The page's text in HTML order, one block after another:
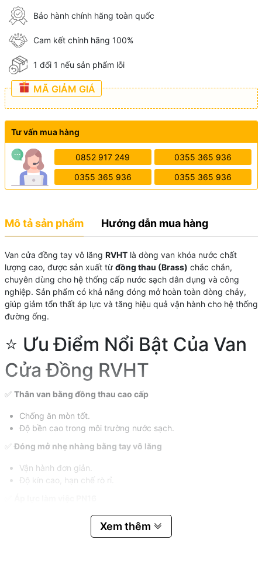
Bảo hành chính hãng toàn quốc
Cam kết chính hãng 100%
1 đổi 1 nếu sản phẩm lỗi
MÃ GIẢM GIÁ
Tư vấn mua hàng
0852 917 249 0355 365 936
0355 365 936 0355 365 936
Mô tả sản phẩm Hướng dẫn mua hàng
Van cửa đồng tay vô lăng RVHTlà dòng van khóa nước chất
lượng cao, được sản xuất từ đồng thau (Brass) chắc chắn,
chuyên dùng cho hệ thống cấp nước sạch dân dụng và công
nghiệp. Sản phẩm có khả năng đóng mở hoàn toàn dòng chảy,
giúp giảm tổn thất áp lực và tăng hiệu quả vận hành cho hệ thống
đường ống.
⭐ Ưu Điểm Nổi Bật Của Van
Cửa Đồng RVHT
✅ Thân van bằng đồng thau cao cấp
Chống ăn mòn tốt.
Độ bền cao trong môi trường nước sạch.
✅Đóng mở nhẹ nhàng bằng tay vô lăng
Vận hành đơn giản.
Độ kín cao, hạn chế rò rỉ.
Chịu áp suất lên đến
Phù hợp nhiều hệ thống cấp thoát nước.
Xem thêm